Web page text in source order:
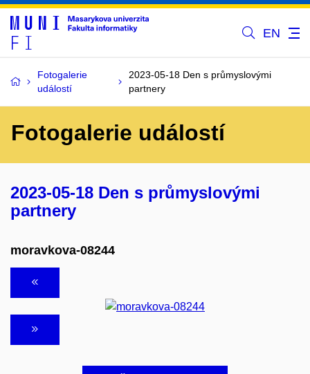
EN
Fotogalerie
událostí
2023-05-18 Den s průmyslovými
partnery
Fotogalerie událostí
2023-05-18 Den s průmyslovými
partnery
moravkova-08244